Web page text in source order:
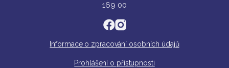
169 00
Informace o zpracování osobních údajů
Prohlášení o přístupnosti